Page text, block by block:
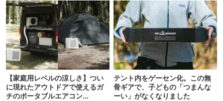
【家庭用レベルの涼しさ】つい
に現れたアウトドアで使えるガ
チのポータブルエアコン
テント内をゲーセン化。この無
骨ギアで、子どもの「つまんな
ーい」がなくなりました